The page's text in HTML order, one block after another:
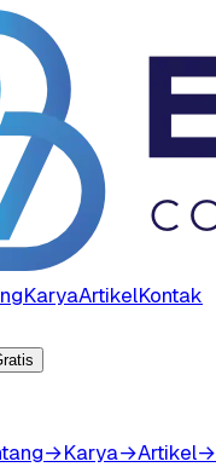
KaryaArtikelKontak
→Karya→Artikel→